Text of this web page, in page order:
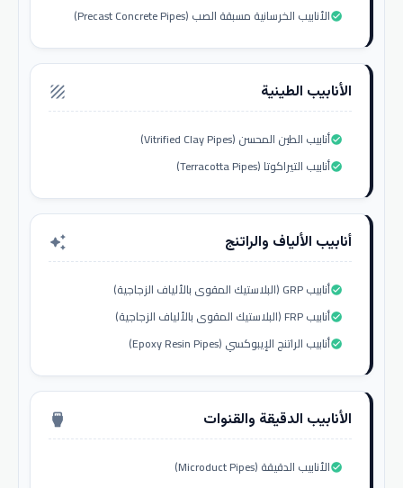
الأنابيب الخرسانية مسبقة الصب (Precast Concrete Pipes)check_circle
الأنابيب الطينية texture
أنابيب الطين المحسن (Vitrified Clay Pipes)check_circle
أنابيب التيراكوتا (Terracotta Pipes)check_circle
أنابيب الألياف والراتنج auto_awesome
أنابيب GRP (البلاستيك المقوى بالألياف الزجاجية)check_circle
أنابيب FRP (البلاستيك المقوى بالألياف الزجاجية)check_circle
أنابيب الراتنج الإيبوكسي (Epoxy Resin Pipes)check_circle
الأنابيب الدقيقة والقنوات settings_input_hdmi
الأنابيب الدقيقة (Microduct Pipes)check_circle